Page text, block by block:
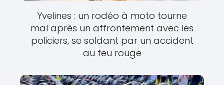
Yvelines : un rodéo à moto tourne
mal après un affrontement avec les
policiers, se soldant par un accident
au feu rouge